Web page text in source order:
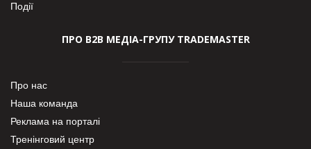
Події
ПРО В2В МЕДІА-ГРУПУ TRADEMASTER
Про нас
Наша команда
Реклама на порталі
Тренінговий центр